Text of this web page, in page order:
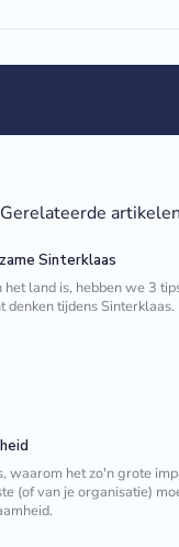
Gerelateerde artikelen
Sinterklaas
land is, hebben we 3
denken tijdens Sinterklaas.
waarom het zo'n grote
(of van je organisatie)